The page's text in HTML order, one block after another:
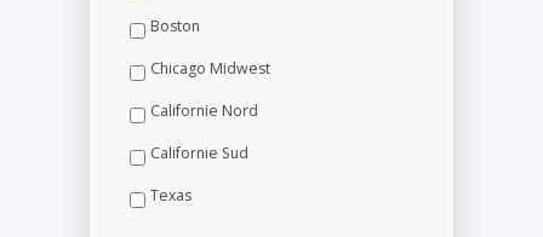
Boston
Chicago Midwest
Californie Nord
Californie Sud
Texas